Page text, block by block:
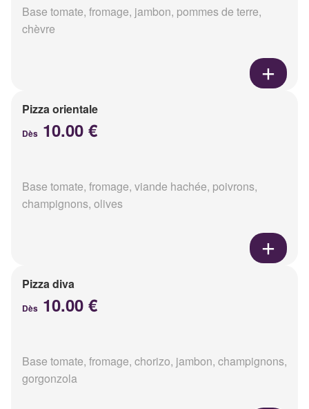
Base tomate, fromage, jambon, pommes de terre,
chèvre
Pizza orientale
Dès 10.00 €
Base tomate, fromage, viande hachée, poivrons,
champignons, olives
Pizza diva
Dès 10.00 €
Base tomate, fromage, chorizo, jambon, champignons,
gorgonzola